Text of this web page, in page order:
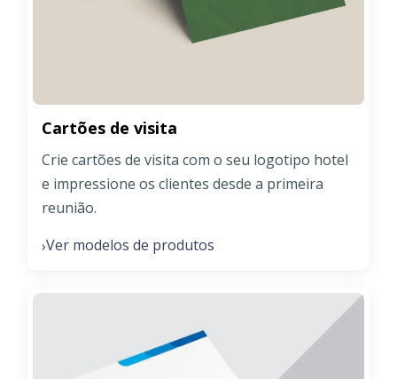
Cartões de visita
Crie cartões de visita com o seu logotipo hotel
e impressione os clientes desde a primeira
reunião.
›Ver modelos de produtos